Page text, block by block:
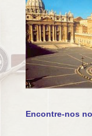
Encontre-nos